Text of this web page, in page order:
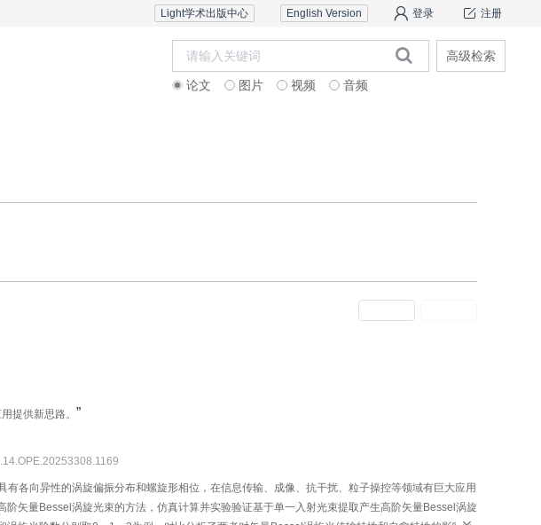
注册
登录
English Version
Light学术出版中心
论文 图片 视频 音频
高级检索
提供新思路。 ”
各向异性的涡旋偏振分布和螺旋形相位，在信息传输、成像、抗干扰、粒子操控等领域有巨大应用
矢量Bessel涡旋光束的方法，仿真计算并实验验证基于单一入射光束提取产生高阶矢量Bessel涡旋